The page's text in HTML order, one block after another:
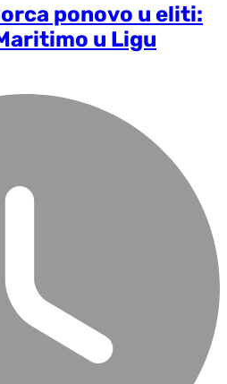
ponovo u eliti:
u Ligu